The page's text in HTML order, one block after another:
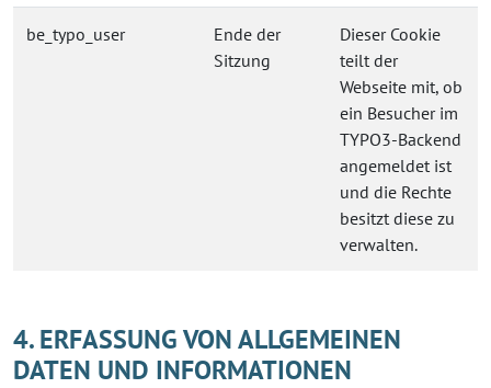
be_typo_user
Ende der
Sitzung
Dieser Cookie
teilt der
Webseite mit, ob
ein Besucher im
TYPO3-Backend
angemeldet ist
und die Rechte
besitzt diese zu
verwalten.
4. ERFASSUNG VON ALLGEMEINEN
DATEN UND INFORMATIONEN